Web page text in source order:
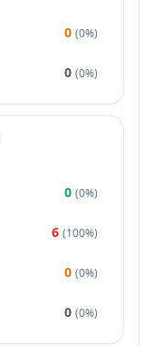
0 (0%)
0 (0%)
0 (0%)
6 (100%)
0 (0%)
0 (0%)